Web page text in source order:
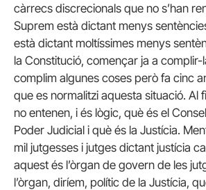
càrrecs discrecionals que no s’han
Suprem està dictant menys
està dictant moltíssimes menys
la Constitució, començar ja a
complim algunes coses però fa cinc
que es normalitzi aquesta situació. Al
no entenen, i és lògic, què és el
Poder Judicial i què és la Justícia.
mil jutgesses i jutges dictant justícia
aquest és l’òrgan de govern de les
l’òrgan, diríem, polític de la Justícia,